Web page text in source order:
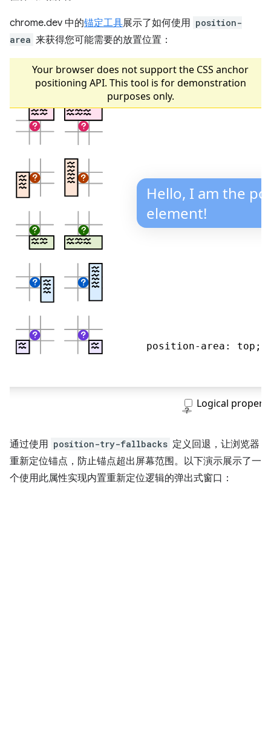
chrome.dev 中的锚定工具展示了如何使用 position-
area 来获得您可能需要的放置位置：
通过使用 position-try-fallbacks 定义回退，让浏览器
重新定位锚点，防止锚点超出屏幕范围。以下演示展示了一
个使用此属性实现内置重新定位逻辑的弹出式窗口：